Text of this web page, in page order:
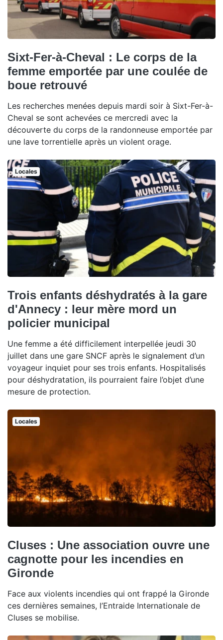
Sixt-Fer-à-Cheval : Le corps de la
femme emportée par une coulée de
boue retrouvé
Les recherches menées depuis mardi soir à Sixt-Fer-à-
Cheval se sont achevées ce mercredi avec la
découverte du corps de la randonneuse emportée par
une lave torrentielle après un violent orage.
Locales
Trois enfants déshydratés à la gare
d'Annecy : leur mère mord un
policier municipal
Une femme a été difficilement interpellée jeudi 30
juillet dans une gare SNCF après le signalement d’un
voyageur inquiet pour ses trois enfants. Hospitalisés
pour déshydratation, ils pourraient faire l’objet d’une
mesure de protection.
Locales
Cluses : Une association ouvre une
cagnotte pour les incendies en
Gironde
Face aux violents incendies qui ont frappé la Gironde
ces dernières semaines, l’Entraide Internationale de
Cluses se mobilise.